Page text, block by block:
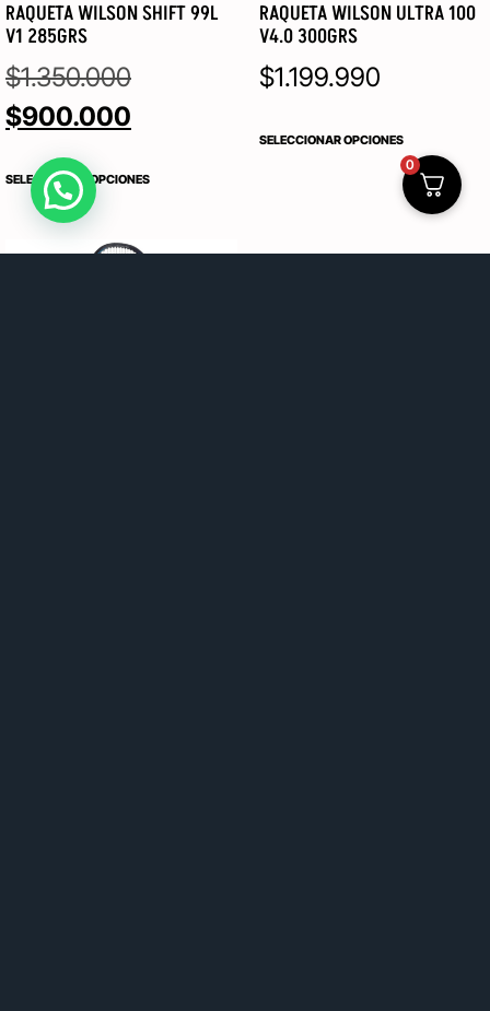
RAQUETA WILSON SHIFT 99L
V1 285GRS
$1.350.000
$900.000
SELECCIONAR OPCIONES
RAQUETA WILSON ULTRA 100
V4.0 300GRS
$1.199.990
SELECCIONAR OPCIONES
0